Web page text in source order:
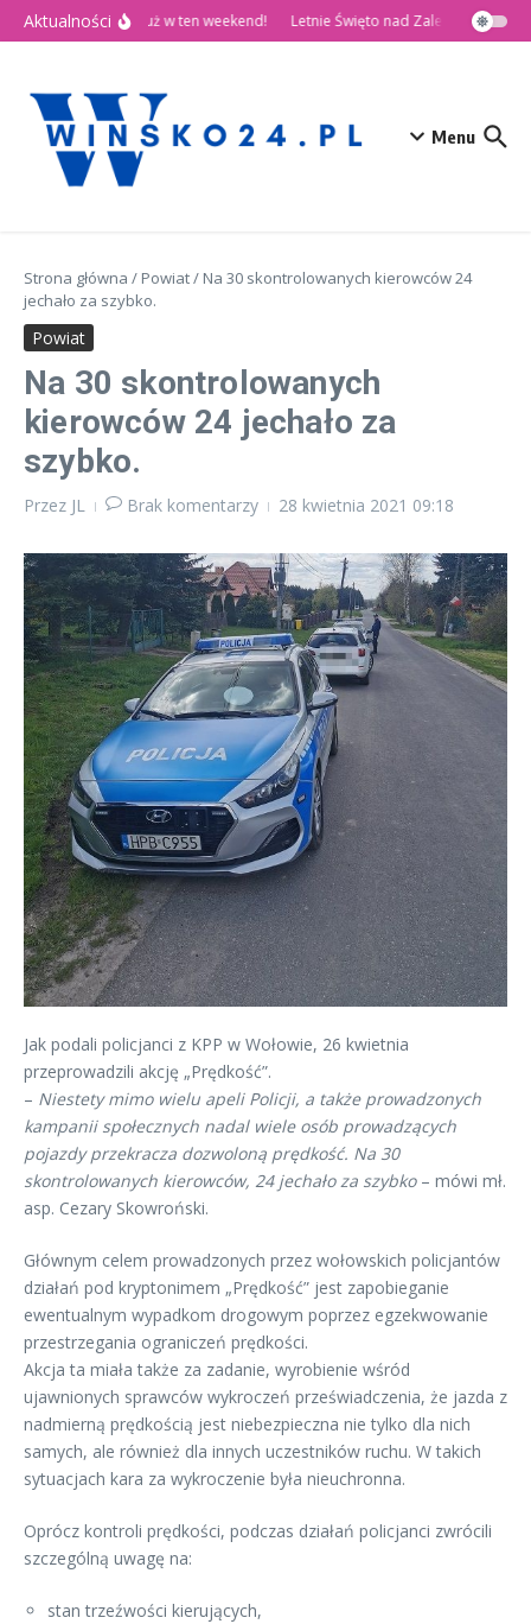
Przejdź do treści
Aktualności
🎉 Dni Wińska 2026 już w ten weekend! Letnie Święto nad Zalewem Słup
Menu
Strona główna / Powiat/ Na 30 skontrolowanych kierowców 24
jechało za szybko.
Powiat
Na 30 skontrolowanych
kierowców 24 jechało za
szybko.
Przez JL Brak komentarzy 28 kwietnia 2021 09:18
Jak podali policjanci z KPP w Wołowie, 26 kwietnia
przeprowadzili akcję „Prędkość”.
– Niestety mimo wielu apeli Policji, a także prowadzonych
kampanii społecznych nadal wiele osób prowadzących
pojazdy przekracza dozwoloną prędkość. Na 30
skontrolowanych kierowców, 24 jechało za szybko– mówi mł.
asp. Cezary Skowroński.
Głównym celem prowadzonych przez wołowskich policjantów
działań pod kryptonimem „Prędkość” jest zapobieganie
ewentualnym wypadkom drogowym poprzez egzekwowanie
przestrzegania ograniczeń prędkości.
Akcja ta miała także za zadanie, wyrobienie wśród
ujawnionych sprawców wykroczeń przeświadczenia, że jazda z
nadmierną prędkością jest niebezpieczna nie tylko dla nich
samych, ale również dla innych uczestników ruchu. W takich
sytuacjach kara za wykroczenie była nieuchronna.
Oprócz kontroli prędkości, podczas działań policjanci zwrócili
szczególną uwagę na:
stan trzeźwości kierujących,